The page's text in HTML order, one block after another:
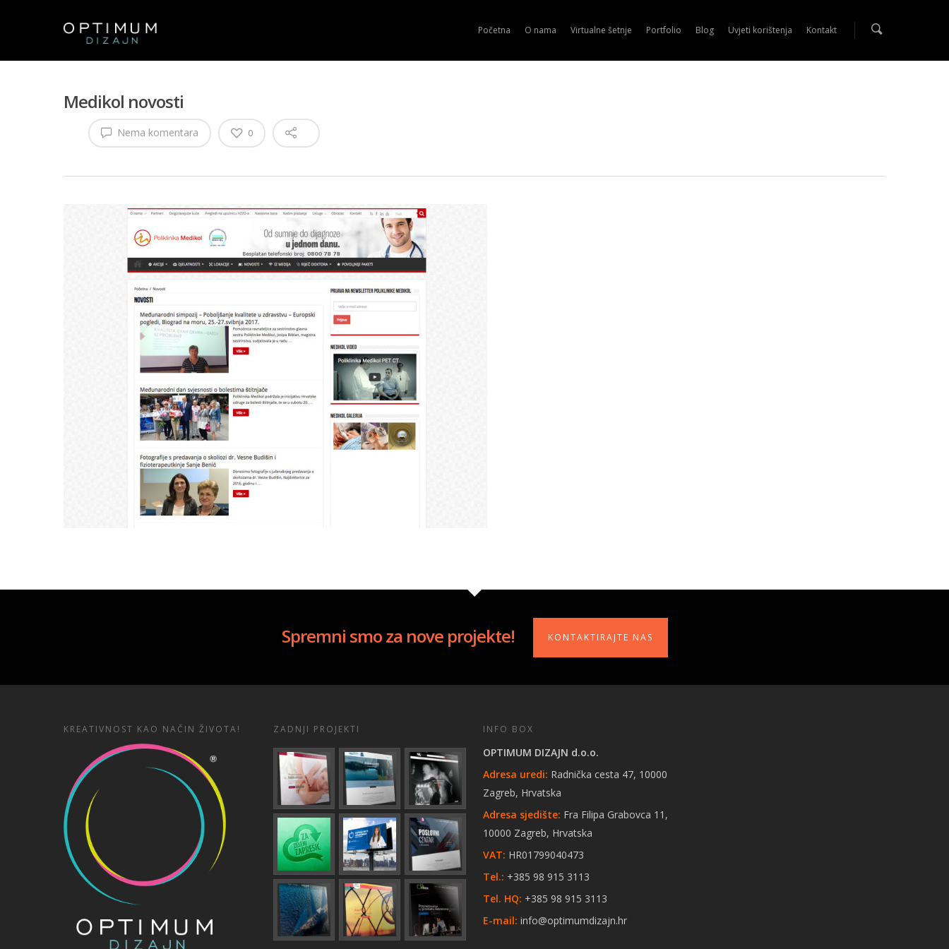
Početna O nama Virtualne šetnje Portfolio Blog Uvjeti korištenja Kontakt
Medikol novosti
Nema komentara 0
Spremni smo za nove projekte! KONTAKTIRAJTE NAS
KREATIVNOST KAO NAČIN ŽIVOTA! ZADNJI PROJEKTI INFO BOX
OPTIMUM DIZAJN d.o.o.
Adresa uredi: Radnička cesta 47, 10000
Zagreb, Hrvatska
Adresa sjedište: Fra Filipa Grabovca 11,
10000 Zagreb, Hrvatska
VAT: HR01799040473
Tel.: +385 98 915 3113
Tel. HQ: +385 98 915 3113
E-mail: info@optimumdizajn.hr